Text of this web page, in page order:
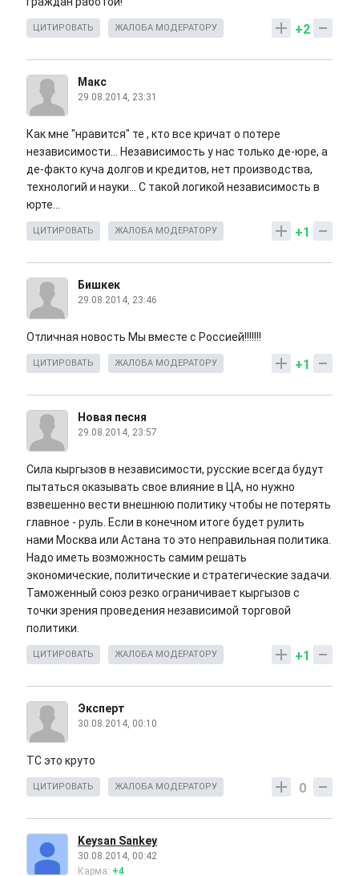
+2
ЦИТИРОВАТЬ ЖАЛОБА МОДЕРАТОРУ
Макс
29.08.2014, 23:31
Как мне "нравится" те , кто все кричат о потере
независимости... Независимость у нас только де-юре, а
де-факто куча долгов и кредитов, нет производства,
технологий и науки... С такой логикой независимость в
юрте...
+1
ЦИТИРОВАТЬ ЖАЛОБА МОДЕРАТОРУ
Бишкек
29.08.2014, 23:46
Отличная новость Мы вместе с Россией!!!!!!!
+1
ЦИТИРОВАТЬ ЖАЛОБА МОДЕРАТОРУ
Новая песня
29.08.2014, 23:57
Сила кыргызов в независимости, русские всегда будут
пытаться оказывать свое влияние в ЦА, но нужно
взвешенно вести внешнюю политику чтобы не потерять
главное - руль. Если в конечном итоге будет рулить
нами Москва или Астана то это неправильная политика.
Надо иметь возможность самим решать
экономические, политические и стратегические задачи.
Таможенный союз резко ограничивает кыргызов с
точки зрения проведения независимой торговой
политики.
+1
ЦИТИРОВАТЬ ЖАЛОБА МОДЕРАТОРУ
Эксперт
30.08.2014, 00:10
ТС это круто
0
ЦИТИРОВАТЬ ЖАЛОБА МОДЕРАТОРУ
Keysan Sankey
30.08.2014, 00:42
Карма: +4